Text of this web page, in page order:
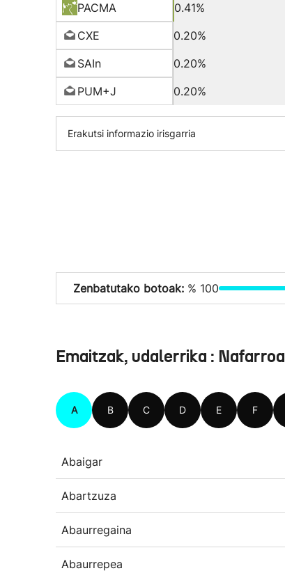
PACMA
0.41%
CXE
0.20%
SAIn
0.20%
PUM+J
0.20%
Erakutsi informazio irisgarria
Zenbatutako botoak: % 100
Emaitzak, udalerrika : Nafarroa
A B C D E F
Abaigar
Abartzuza
Abaurregaina
Abaurrepea